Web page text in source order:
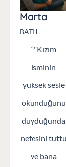
BATH
“"Kızım
isminin
yüksek sesle
okunduğunu